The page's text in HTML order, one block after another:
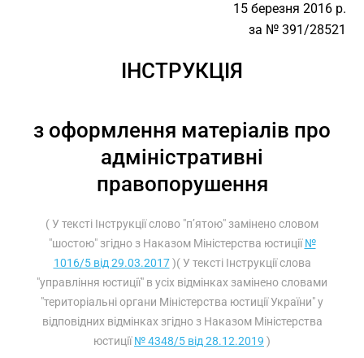
15 березня 2016 р.
за № 391/28521
ІНСТРУКЦІЯ
з оформлення матеріалів про
адміністративні
правопорушення
( У тексті Інструкції слово "п’ятою" замінено словом
"шостою" згідно з Наказом Міністерства юстиції№
1016/5 від 29.03.2017)( У тексті Інструкції слова
"управління юстиції" в усіх відмінках замінено словами
"територіальні органи Міністерства юстиції України" у
відповідних відмінках згідно з Наказом Міністерства
юстиції№ 4348/5 від 28.12.2019 )